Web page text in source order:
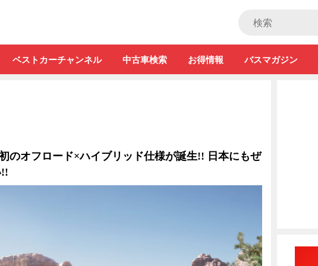
ベストカーチャンネル 中古車検索 お得情報 バスマガジン
のオフロード×ハイブリッド仕様が誕生!! 日本にもぜ